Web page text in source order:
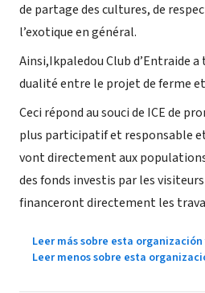
de partage des cultures, de
l’exotique en général.
Ainsi,Ikpaledou Club d’Entraide a
dualité entre le projet de ferme
Ceci répond au souci de ICE de
plus participatif et responsable
vont directement aux
des fonds investis par les
financeront directement les
Leer más sobre esta organización
Leer menos sobre esta